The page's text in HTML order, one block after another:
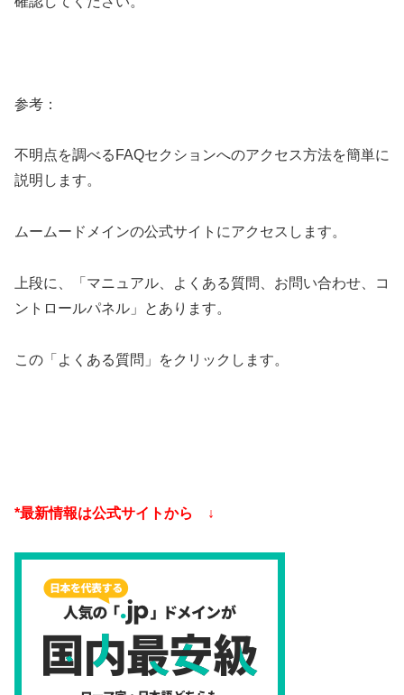
参考：
不明点を調べるFAQセクションへのアクセス方法を簡単に
説明します。
ムームードメインの公式サイトにアクセスします。
上段に、「マニュアル、よくある質問、お問い合わせ、コ
ントロールパネル」とあります。
この「よくある質問」をクリックします。
*最新情報は公式サイトから ↓